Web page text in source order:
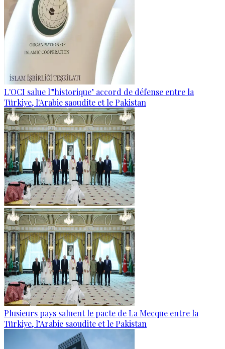
L'OCI salue l'"historique" accord de défense entre la
Türkiye, l'Arabie saoudite et le Pakistan
Plusieurs pays saluent le pacte de La Mecque entre la
Türkiye, l’Arabie saoudite et le Pakistan